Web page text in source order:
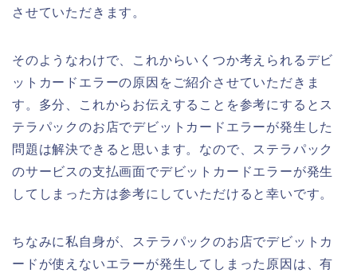
させていただきます。
そのようなわけで、これからいくつか考えられるデビ
ットカードエラーの原因をご紹介させていただきま
す。多分、これからお伝えすることを参考にするとス
テラパックのお店でデビットカードエラーが発生した
問題は解決できると思います。なので、ステラパック
のサービスの支払画面でデビットカードエラーが発生
してしまった方は参考にしていただけると幸いです。
ちなみに私自身が、ステラパックのお店でデビットカ
ードが使えないエラーが発生してしまった原因は、有